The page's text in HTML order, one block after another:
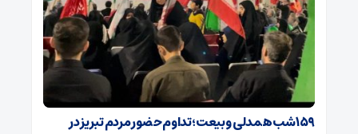
۱۵۹ شب همدلی و بیعت؛ تداوم حضور مردم تبریز در